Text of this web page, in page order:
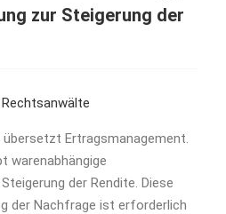
zur Steigerung der
Ertragsmanagement.
warenabhängige
der Rendite. Diese
der Nachfrage ist erforderlich